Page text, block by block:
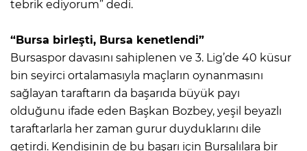
tebrik ediyorum” dedi.
“Bursa birleşti, Bursa kenetlendi”
Bursaspor davasını sahiplenen ve 3. Lig’de 40 küsur
bin seyirci ortalamasıyla maçların oynanmasını
sağlayan taraftarın da başarıda büyük payı
olduğunu ifade eden Başkan Bozbey, yeşil beyazlı
taraftarlarla her zaman gurur duyduklarını dile
getirdi. Kendisinin de bu başarı için Bursalılara bir